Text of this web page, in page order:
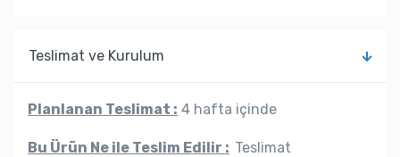
Teslimat ve Kurulum
Planlanan Teslimat : 4 hafta içinde
Bu Ürün Ne ile Teslim Edilir : Teslimat